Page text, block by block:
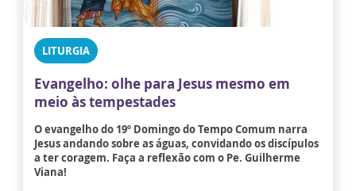
LITURGIA
Evangelho: olhe para Jesus mesmo em
meio às tempestades
O evangelho do 19º Domingo do Tempo Comum narra
Jesus andando sobre as águas, convidando os discípulos
a ter coragem. Faça a reflexão com o Pe. Guilherme
Viana!